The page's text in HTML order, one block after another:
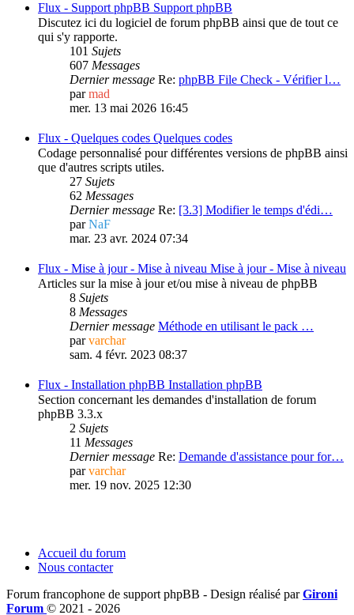
Flux - Support phpBB Support phpBB
Discutez ici du logiciel de forum phpBB ainsi que de tout ce
qui s'y rapporte.
101 Sujets
607 Messages
Dernier message Re: phpBB File Check - Vérifier l…
parmad
mer. 13 mai 2026 16:45
Flux - Quelques codes Quelques codes
Codage personnalisé pour différentes versions de phpBB ainsi
que d'autres scripts utiles.
27 Sujets
62 Messages
Dernier message Re: [3.3] Modifier le temps d'édi…
parNaF
mar. 23 avr. 2024 07:34
Flux - Mise à jour - Mise à niveau Mise à jour - Mise à niveau
Articles sur la mise à jour et/ou mise à niveau de phpBB
8 Sujets
8 Messages
Dernier message Méthode en utilisant le pack …
parvarchar
sam. 4 févr. 2023 08:37
Flux - Installation phpBB Installation phpBB
Section concernant les demandes d'installation de forum
phpBB 3.3.x
2 Sujets
11 Messages
Dernier message Re: Demande d'assistance pour for…
parvarchar
mer. 19 nov. 2025 12:30
Accueil du forum
Nous contacter
Forum francophone de support phpBB - Design réalisé parGironi
Forum © 2021 - 2026